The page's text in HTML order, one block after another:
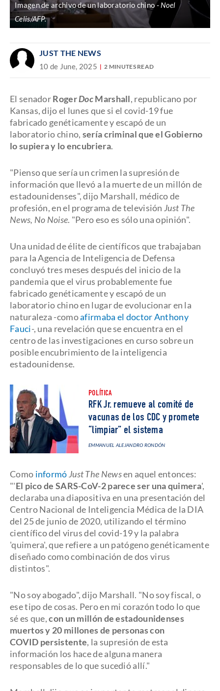
Imagen de archivo de un laboratorio chino
Noel
Celis/AFP.
JUST THE NEWS
10 de June, 2025 2 MINUTES READ
El senadorRogerDocMarshall, republicano por
Kansas, dijo el lunes que si el covid-19 fue
fabricado genéticamente y escapó de un
laboratorio chino, sería criminal que el Gobierno
lo supiera y lo encubriera.
"Pienso que sería un crimen la supresión de
información que llevó a la muerte de un millón de
estadounidenses", dijo Marshall, médico de
profesión, en el programa de televisión Just The
News, No Noise. "Pero eso es sólo una opinión".
Una unidad de élite de científicos que trabajaban
para la Agencia de Inteligencia de Defensa
concluyó tres meses después del inicio de la
pandemia que el virus probablemente fue
fabricado genéticamente y escapó de un
laboratorio chino en lugar de evolucionar en la
naturaleza -comoafirmaba el doctor Anthony
Fauci-, una revelación que se encuentra en el
centro de las investigaciones en curso sobre un
posible encubrimiento de la inteligencia
estadounidense.
POLÍTICA
RFK Jr. remueve al comité de
vacunas de los CDC y promete
“limpiar” el sistema
EMMANUEL ALEJANDRO RONDÓN
Como informóJust The Newsen aquel entonces:
"'El pico de SARS-CoV-2 parece ser una quimera',
declaraba una diapositiva en una presentación del
Centro Nacional de Inteligencia Médica de la DIA
del 25 de junio de 2020, utilizando el término
científico del virus del covid-19 y la palabra
'quimera', que refiere a un patógeno genéticamente
diseñado como combinación de dos virus
distintos".
"No soy abogado", dijo Marshall. "No soy fiscal, o
ese tipo de cosas. Pero en mi corazón todo lo que
sé es que,con un millón de estadounidenses
muertos y 20 millones de personas con
COVID persistente, la supresión de esta
información los hace de alguna manera
responsables de lo que sucedió allí."